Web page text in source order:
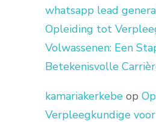
whatsapp lead
Opleiding tot
Volwassenen: Een
Betekenisvolle
kamariakerkebe op
Verpleegkundige